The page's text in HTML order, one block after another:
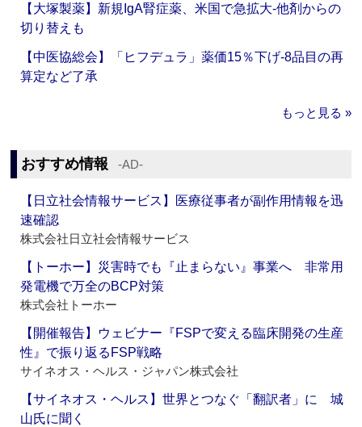
【大塚製薬】新規IgA腎症薬、米国で急拡大‐他剤からの
切り替えも
【中医協総会】「ヒフデュラ」薬価15％下げ‐8品目の再
算定など了承
もっと見る »
おすすめ情報 ‐AD‐
【日立社会情報サービス】医療従事者が副作用情報を迅
速確認
株式会社日立社会情報サービス
【トーホー】災害時でも『止まらない』事業へ 非常用
発電機で万全のBCP対策
株式会社トーホー
【開催報告】ウェビナー『FSPで変える臨床開発の生産
性』で振り返るFSP戦略
サイネオス・ヘルス・ジャパン株式会社
【サイネオス・ヘルス】世界とつなぐ「翻訳者」に 城
山氏に聞く